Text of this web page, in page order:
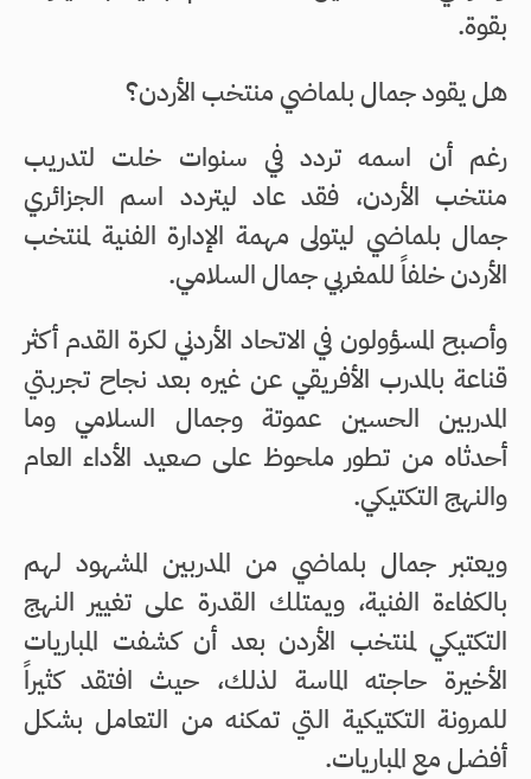
بقوة.
هل يقود جمال بلماضي منتخب الأردن؟
رغم أن اسمه تردد في سنوات خلت لتدريب
منتخب الأردن، فقد عاد ليتردد اسم الجزائري
جمال بلماضي ليتولى مهمة الإدارة الفنية لمنتخب
الأردن خلفاً للمغربي جمال السلامي.
وأصبح المسؤولون في الاتحاد الأردني لكرة القدم أكثر
قناعة بالمدرب الأفريقي عن غيره بعد نجاح تجربتي
المدربين الحسين عموتة وجمال السلامي وما
أحدثاه من تطور ملحوظ على صعيد الأداء العام
والنهج التكتيكي.
ويعتبر جمال بلماضي من المدربين المشهود لهم
بالكفاءة الفنية، ويمتلك القدرة على تغيير النهج
التكتيكي لمنتخب الأردن بعد أن كشفت المباريات
الأخيرة حاجته الماسة لذلك، حيث افتقد كثيراً
للمرونة التكتيكية التي تمكنه من التعامل بشكل
أفضل مع المباريات.